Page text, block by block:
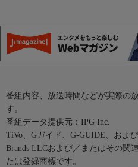
番組内容、放送時間などが実際の
す。
番組データ提供元：IPG Inc.
TiVo、Gガイド、G-GUIDE、およ
Brands LLCおよび／またはその関
たは登録商標です。